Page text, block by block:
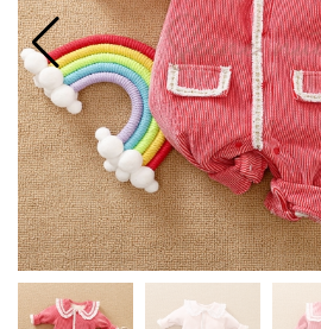
COMBI PYJAMA
PYJAMA ENFANT
PYJAMA BÉBÉ
Accessories
SWEAT PLAID & PULL PLAID